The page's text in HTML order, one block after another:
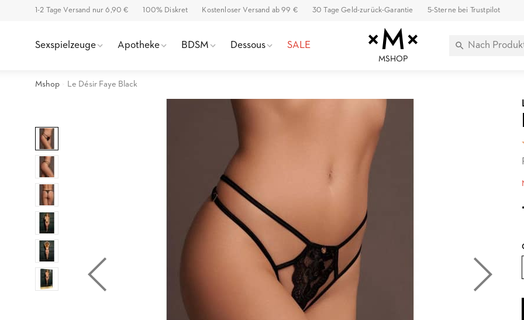
1-2 Tage Versand nur 6,90 € 100% Diskret Kostenloser Versand ab 99 € 30 Tage Geld-zurück-Garantie 5-Sterne bei Trustpilot
Sexspielzeuge Apotheke BDSM Dessous SALE
MSHOP
Mshop Le Désir Faye Black